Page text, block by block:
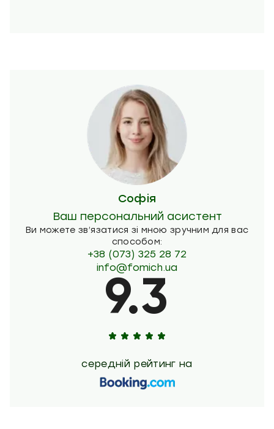
Софія
Ваш персональний асистент
Ви можете зв’язатися зі мною зручним для вас
способом:
+38 (073) 325 28 72
info@fomich.ua
9.3
середній рейтинг на